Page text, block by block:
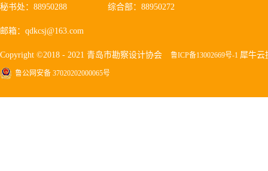
秘书处：88950288 综合部：88950272
邮箱：qdkcsj@163.com
Copyright ©2018 - 2021 青岛市勘察设计协会 鲁ICP备13002669号-1 犀牛云
鲁公网安备 37020202000065号